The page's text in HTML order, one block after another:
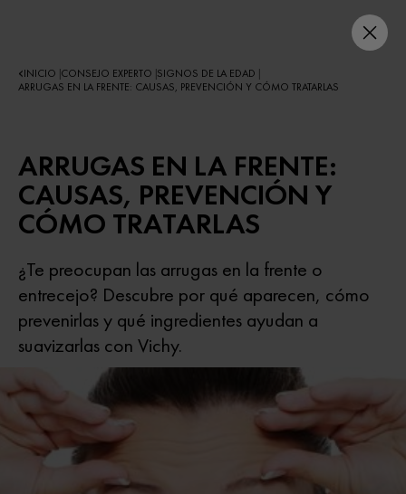
INICIO CONSEJO EXPERTO SIGNOS DE LA EDAD
ARRUGAS EN LA FRENTE: CAUSAS, PREVENCIÓN Y CÓMO TRATARLAS
ARRUGAS EN LA FRENTE:
CAUSAS, PREVENCIÓN Y
CÓMO TRATARLAS
¿Te preocupan las arrugas en la frente o
entrecejo? Descubre por qué aparecen, cómo
prevenirlas y qué ingredientes ayudan a
suavizarlas con Vichy.